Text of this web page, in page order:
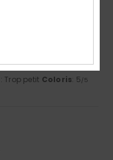
: Trop petit Coloris: 5/5